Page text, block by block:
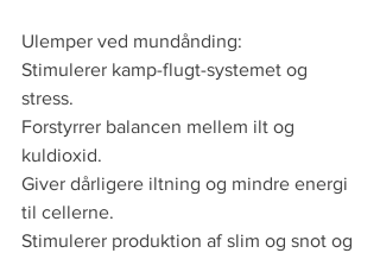
Ulemper ved mundånding:
Stimulerer kamp-flugt-systemet og
stress.
Forstyrrer balancen mellem ilt og
kuldioxid.
Giver dårligere iltning og mindre energi
til cellerne.
Stimulerer produktion af slim og snot og